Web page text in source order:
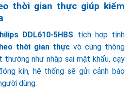
thời gian thực giúp kiểm
DDL610-5HBS tích hợp tính
thời gian thực vô cùng thông
thường như nhập sai mật khẩu, cạy
kín, hệ thống sẽ gửi cảnh báo
dùng.